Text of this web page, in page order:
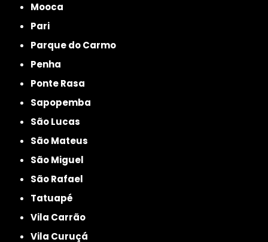
Mooca
Pari
Parque do Carmo
Penha
Ponte Rasa
Sapopemba
São Lucas
São Mateus
São Miguel
São Rafael
Tatuapé
Vila Carrão
Vila Curuçá